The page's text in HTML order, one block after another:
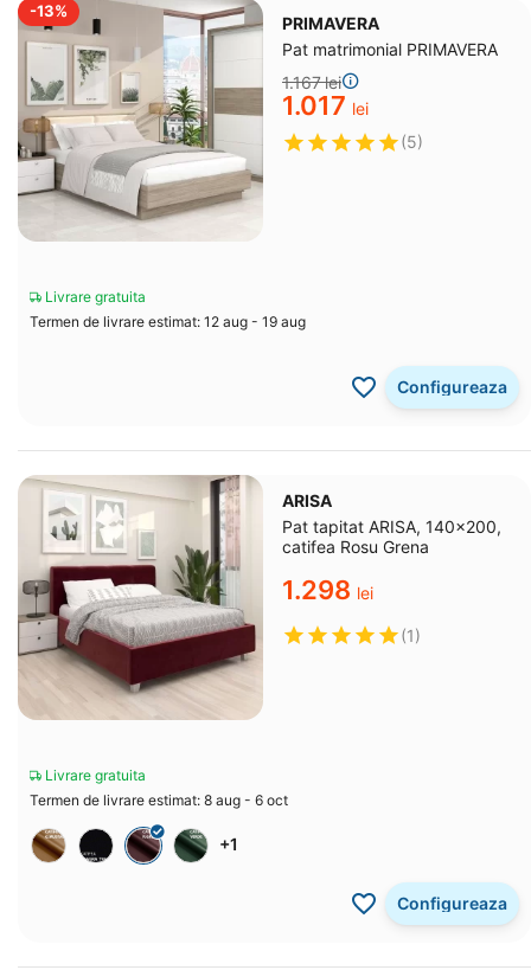
-13%
PRIMAVERA
Pat matrimonial PRIMAVERA
1.167lei
1.017 lei
(5)
Livrare gratuita
Termen de livrare estimat: 12 aug - 19 aug
Configureaza
ARISA
Pat tapitat ARISA, 140x200,
catifea Rosu Grena
1.298 lei
(1)
Livrare gratuita
Termen de livrare estimat: 8 aug - 6 oct
+1
Configureaza